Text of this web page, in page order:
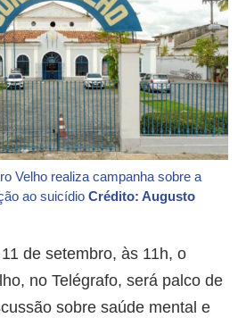
Velho realiza campanha sobre a
ao suicídio Crédito: Augusto
de setembro, às 11h, o
no Telégrafo, será palco de
sobre saúde mental e